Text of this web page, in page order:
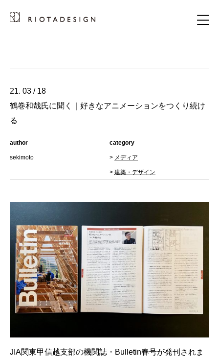
21. 03 / 18
鶴巻和哉氏に聞く｜好きなアニメーションをつくり続け
る
author
sekimoto
category
> メディア
> 建築・デザイン
JIA関東甲信越支部の機関誌・Bulletin春号が発刊されま